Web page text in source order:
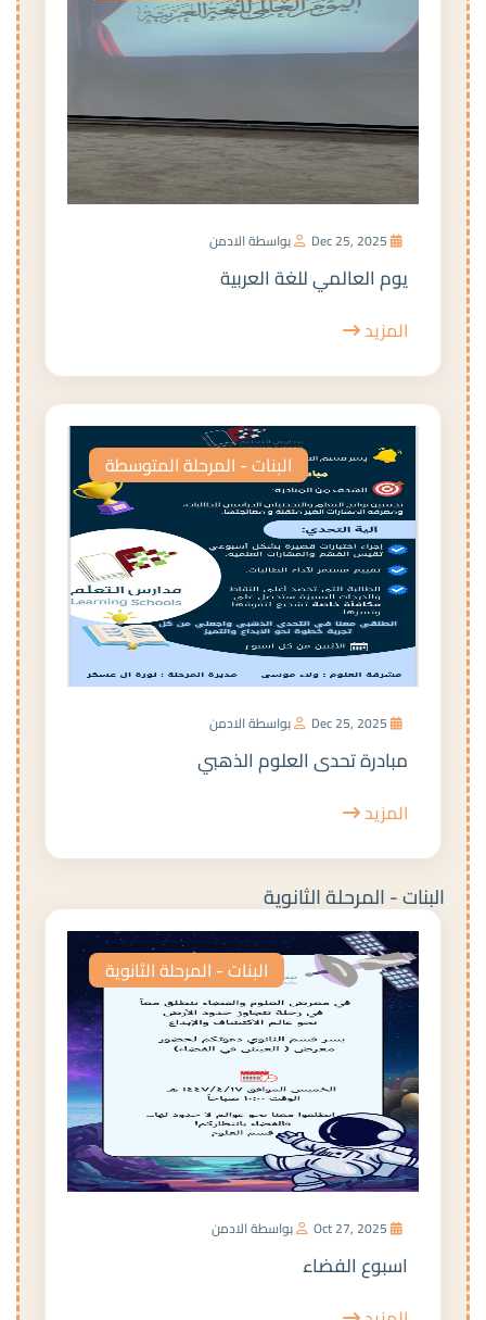
بواسطة الادمن
يوم العالمي للغة العربية
المزيد
البنات - المرحلة المتوسطة
بواسطة الادمن
مبادرة تحدى العلوم الذهبي
المزيد
البنات - المرحلة الثانوية
البنات - المرحلة الثانوية
بواسطة الادمن
اسبوع الفضاء